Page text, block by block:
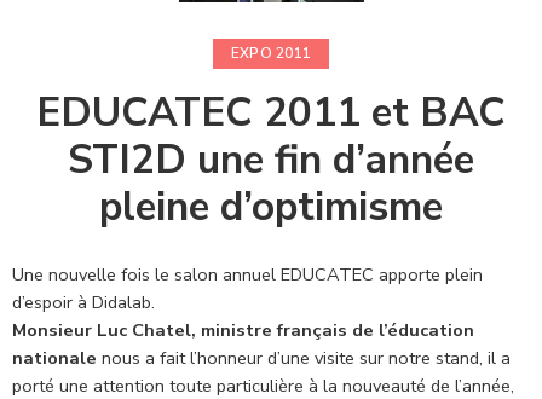
EXPO 2011
EDUCATEC 2011 et BAC
STI2D une fin d’année
pleine d’optimisme
Une nouvelle fois le salon annuel EDUCATEC apporte plein
d’espoir à Didalab.
Monsieur Luc Chatel, ministre français de l’éducation
nationale nous a fait l’honneur d’une visite sur notre stand, il a
porté une attention toute particulière à la nouveauté de l’année,